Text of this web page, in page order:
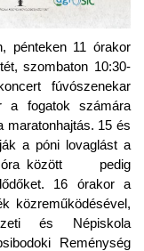
pénteken 11 órakor
szombaton 10:30-
fúvószenekar
a fogatok számára
maratonhajtás. 15 és
a póni lovaglást a
óra között pedig
16 órakor a
közreműködésével,
és Népiskola
Reménység